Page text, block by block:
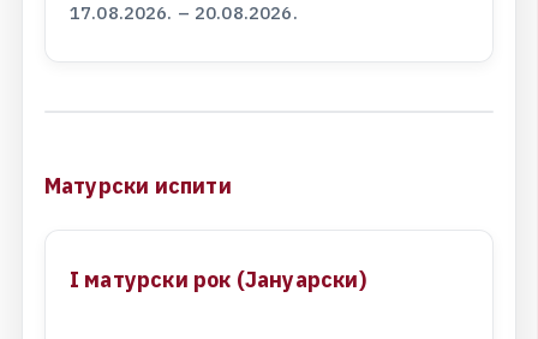
17.08.2026. – 20.08.2026.
Матурски испити
I матурски рок (Јануарски)